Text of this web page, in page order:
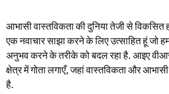
आभासी वास्तविकता की दुनिया तेजी से
एक नवाचार साझा करने के लिए उत्साहित हूं जो
अनुभव करने के तरीके को बदल रहा है. आइए
क्षेत्र में गोता लगाएँ, जहां वास्तविकता और
है.